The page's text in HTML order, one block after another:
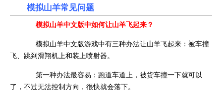
模拟山羊常见问题
模拟山羊中文版中如何让山羊飞起来？
模拟山羊中文版游戏中有三种办法让山羊飞起来：被车撞
飞、跳到滑翔机上和装上喷射器。
第一种办法最容易：跑道车道上，被货车撞一下就可以
了，不过无法控制方向，很快就会落下。